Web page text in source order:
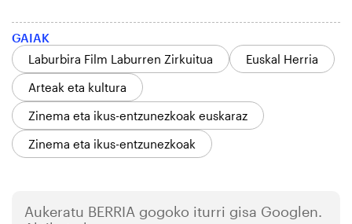
GAIAK
Laburbira Film Laburren Zirkuitua
Euskal Herria
Arteak eta kultura
Zinema eta ikus-entzunezkoak euskaraz
Zinema eta ikus-entzunezkoak
Aukeratu BERRIA gogoko iturri gisa Googlen.